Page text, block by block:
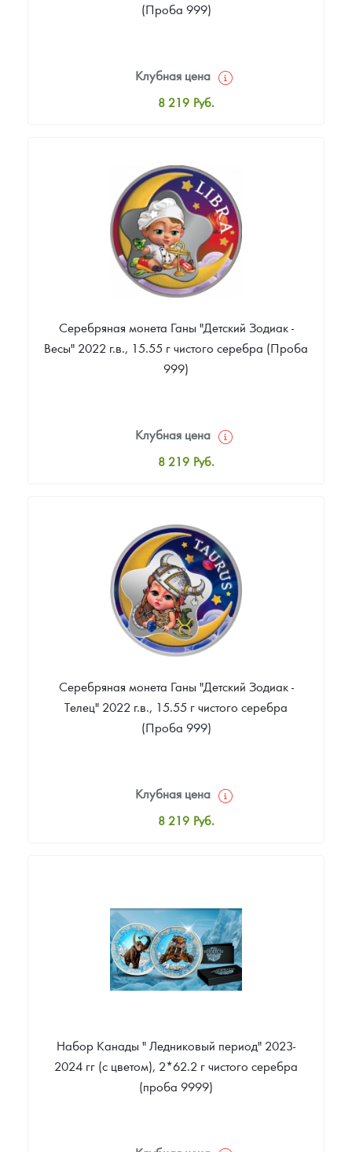
(Проба 999)
Клубная цена
8 219 Руб.
Цена выкупа
Звоните
Серебряная монета Ганы "Детский Зодиак -
Весы" 2022 г.в., 15.55 г чистого серебра (Проба
999)
Клубная цена
8 219 Руб.
Цена выкупа
Звоните
Серебряная монета Ганы "Детский Зодиак -
Телец" 2022 г.в., 15.55 г чистого серебра
(Проба 999)
Клубная цена
8 219 Руб.
2 593 Руб.
Набор Канады " Ледниковый период" 2023-
2024 гг (с цветом), 2*62.2 г чистого серебра
(проба 9999)